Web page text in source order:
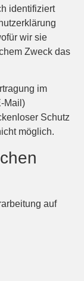
identifiziert
wir sie
Zweck das
im
Mail)
Schutz
möglich.
auf